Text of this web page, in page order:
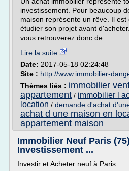
investissement. Pour beaucoup
maison représente un rêve. Il
étudier son projet avant
vous retrouverez donc de...
Lire la suite
Date: 2017-05-18 02:24:48
Site : http://www.immobilier-
Thèmes liés : immobilier
appartement / immobilier l
location / demande d'achat
achat d une maison en
appartement maison
Immobilier Neuf Paris
Investissement ...
Investir et Acheter neuf à Paris